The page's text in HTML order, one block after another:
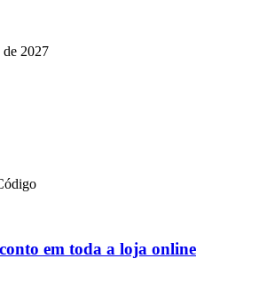
2027
em toda a loja online